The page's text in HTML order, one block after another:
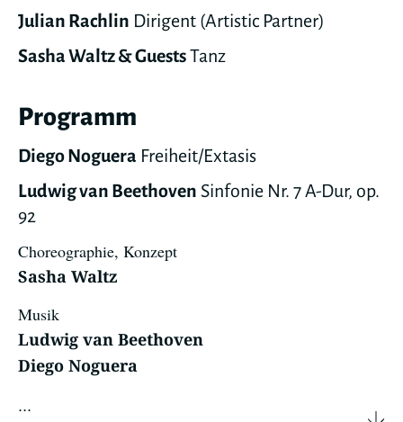
Julian Rachlin Dirigent (Artistic Partner)
Sasha Waltz & GuestsTanz
Programm
Diego Noguera Freiheit/Extasis
Ludwig van Beethoven Sinfonie Nr. 7 A-Dur, op.
92
Choreographie, Konzept
Sasha Waltz
Musik
Ludwig van Beethoven
Diego Noguera
...